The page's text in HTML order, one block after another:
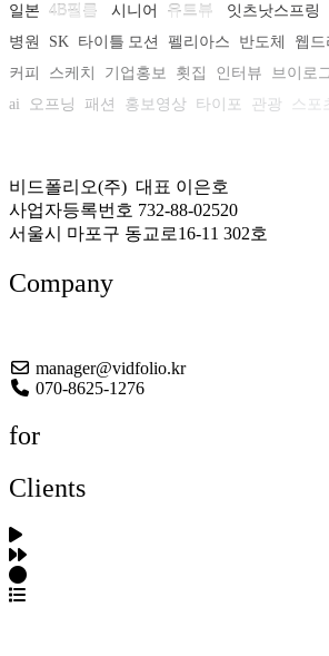
일본 4B필름 시니어 유트뷰 잇츠낫스프링
병원
SK 타이틀 모션 펠리아스 반도체 웹
커피
스케치 기업홍보 횟집 인터뷰 브이로
ai
오프닝 패션 홍보영상 타이포 관광 스포
비드폴리오(주) 대표 이은호
사업자등록번호 732-88-02520
서울시 마포구 동교로16-11 302호
Company
manager@vidfolio.kr
070-8625-1276
for
Clients